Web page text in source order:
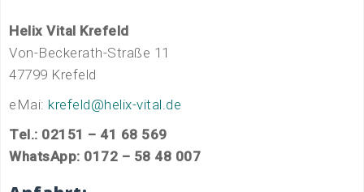
Helix Vital Krefeld
Von-Beckerath-Straße 11
47799 Krefeld
eMai: krefeld@helix-vital.de
Tel.: 02151 – 41 68 569
WhatsApp: 0172 – 58 48 007